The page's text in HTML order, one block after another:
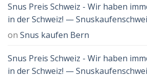
Snus Preis Schweiz - Wir haben
in der Schweiz! —
on Snus kaufen Bern
Snus Preis Schweiz - Wir haben
in der Schweiz! —